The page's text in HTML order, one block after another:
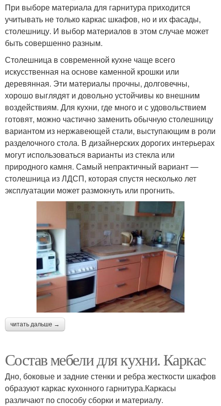
При выборе материала для гарнитура приходится
учитывать не только каркас шкафов, но и их фасады,
столешницу. И выбор материалов в этом случае может
быть совершенно разным.
Столешница в современной кухне чаще всего
искусственная на основе каменной крошки или
деревянная. Эти материалы прочны, долговечны,
хорошо выглядят и довольно устойчивы ко внешним
воздействиям. Для кухни, где много и с удовольствием
готовят, можно частично заменить обычную столешницу
вариантом из нержавеющей стали, выступающим в роли
разделочного стола. В дизайнерских дорогих интерьерах
могут использоваться варианты из стекла или
природного камня. Самый непрактичный вариант —
столешница из ЛДСП, которая спустя несколько лет
эксплуатации может размокнуть или прогнить.
читать дальше →
Состав мебели для кухни. Каркас
Дно, боковые и задние стенки и ребра жесткости шкафов
образуют каркас кухонного гарнитура.Каркасы
различают по способу сборки и материалу.